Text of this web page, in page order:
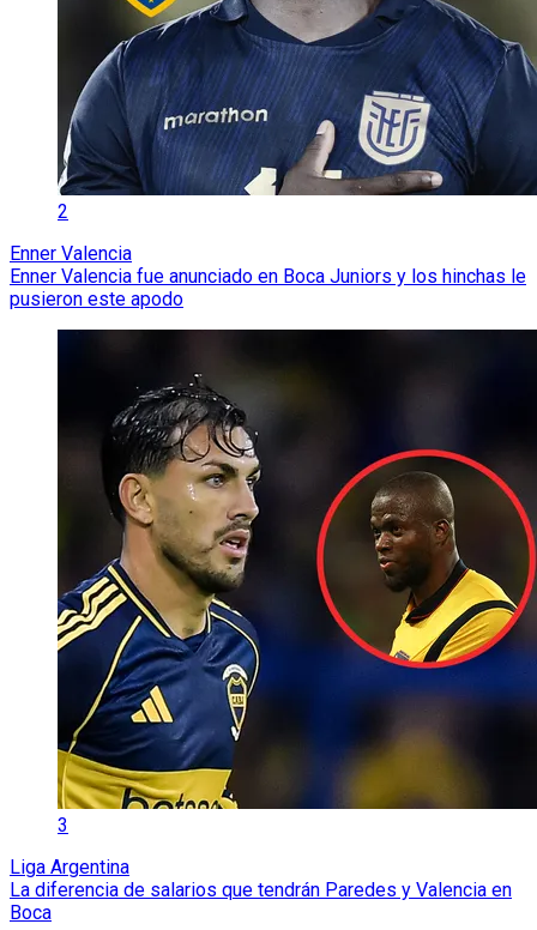
2
Enner Valencia
Enner Valencia fue anunciado en Boca Juniors y los hinchas le
pusieron este apodo
3
Liga Argentina
La diferencia de salarios que tendrán Paredes y Valencia en
Boca